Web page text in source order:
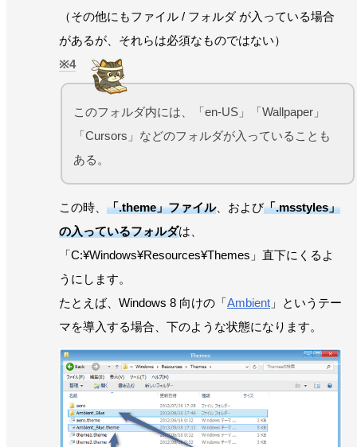
（その他にもファイル / フォルダ が入っている場合
があるが、それらは必須なものではない）
4
このフォルダ内には、「en-US」「Wallpaper」
「Cursors」などのフォルダが入っていることも
ある。
この時、 「.theme」ファイル、および「.msstyles」
の入っているフォルダは、
「C:¥Windows¥Resources¥Themes」直下にくるよ
うにします。
たとえば、Windows 8 向けの「Ambient 」というテー
マを導入する場合、下のような状態になります。